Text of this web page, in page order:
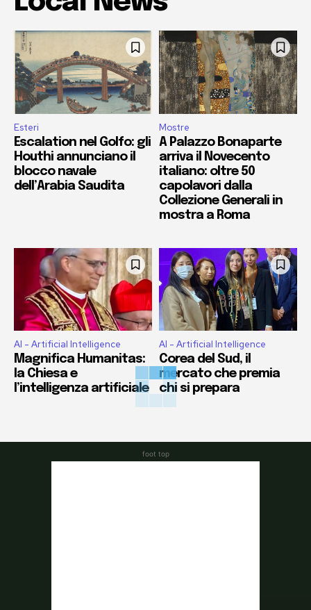
Esteri
Escalation nel Golfo: gli
Houthi annunciano il
blocco navale
dell’Arabia Saudita
Mostre
A Palazzo Bonaparte
arriva il Novecento
italiano: oltre 50
capolavori dalla
Collezione Generali in
mostra a Roma
AI - Artificial Intelligence
Magnifica Humanitas:
la Chiesa e
l’intelligenza artificiale
AI - Artificial Intelligence
Corea del Sud, il
mercato che premia
chi si prepara
foot top